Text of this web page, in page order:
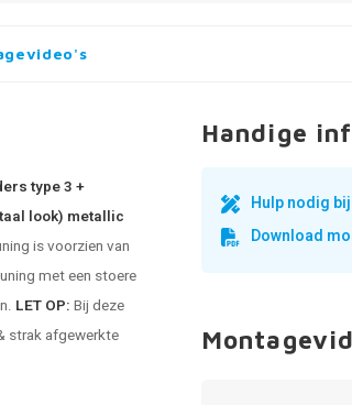
type 3 +
look) metallic
is voorzien van
met een stoere
LET OP: Bij deze
strak afgewerkte
Handige
Hulp nodig
Download